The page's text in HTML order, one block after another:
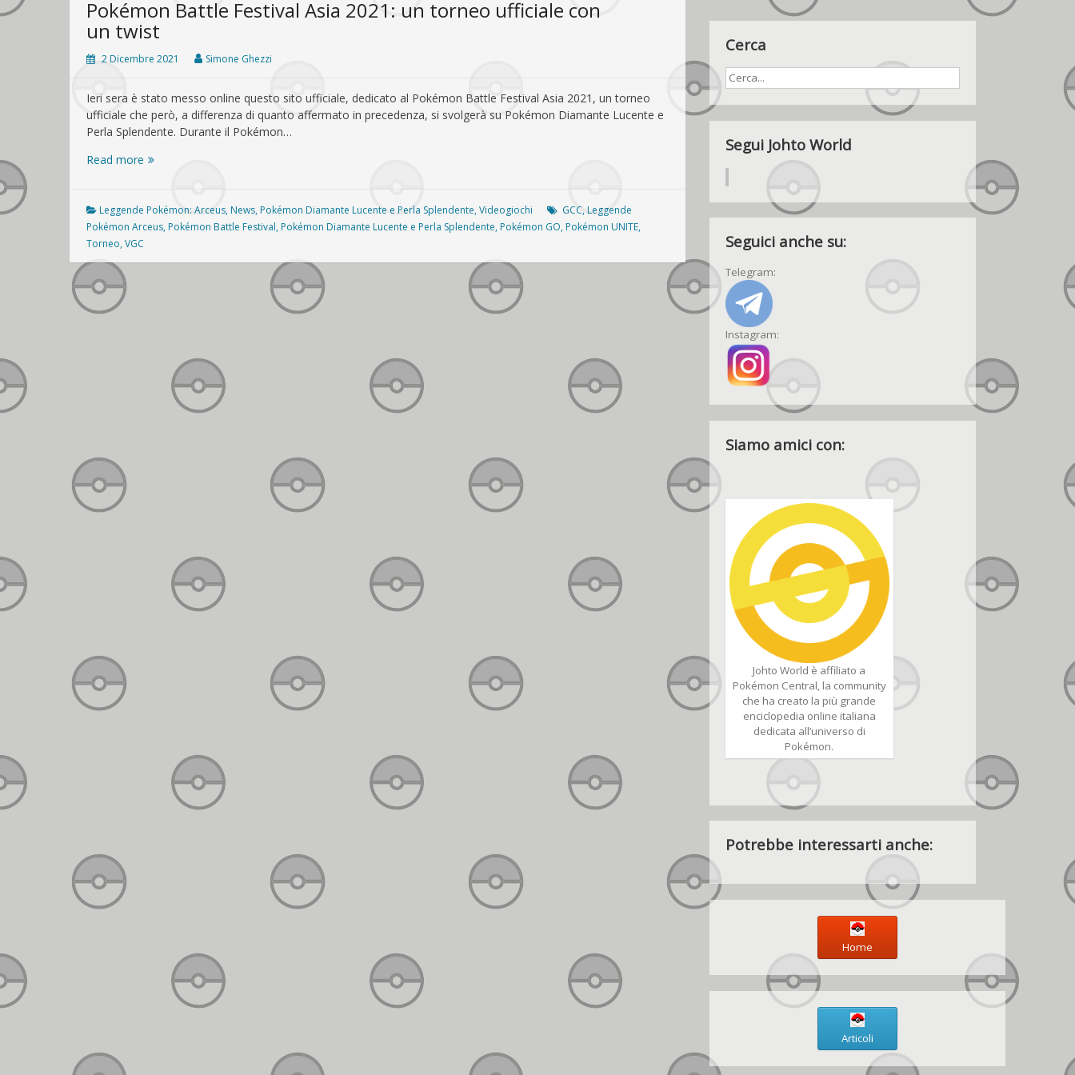
Pokémon Battle Festival Asia 2021: un torneo ufficiale con
un twist
2 Dicembre 2021 Simone Ghezzi
Ieri sera è stato messo online questo sito ufficiale, dedicato al Pokémon Battle Festival Asia 2021, un torneo
ufficiale che però, a differenza di quanto affermato in precedenza, si svolgerà su Pokémon Diamante Lucente e
Perla Splendente. Durante il Pokémon…
Read more Pokémon
Festival
Asia
2021:
torneo
Leggende Pokémon: Arceus, News, Pokémon Diamante Lucente e Perla Splendente,Videogiochi GCC,Leggende
Pokémon Arceus, Pokémon Battle Festival, Pokémon Diamante Lucente e Perla Splendente, Pokémon GO, Pokémon UNITE,
Torneo,VGC
Cerca
Segui Johto World
Seguici anche su:
Telegram:
Instagram:
Siamo amici con:
Johto World è affiliato a
Pokémon Central, la community
che ha creato la più grande
enciclopedia online italiana
dedicata all’universo di
Pokémon.
Potrebbe interessarti anche:
Home
Articoli